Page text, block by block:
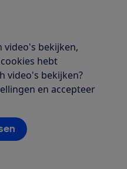
video's bekijken,
hebt
video's bekijken?
en accepteer